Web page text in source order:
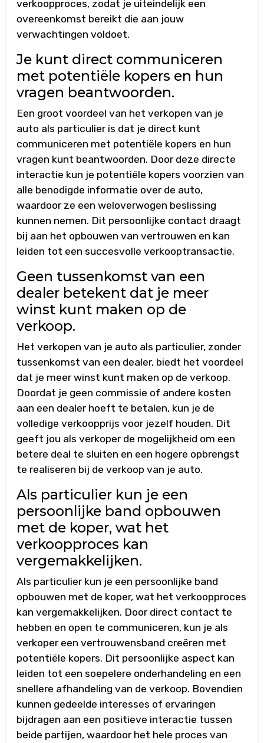
verkoopproces, zodat je uiteindelijk een
overeenkomst bereikt die aan jouw
verwachtingen voldoet.
Je kunt direct communiceren
met potentiële kopers en hun
vragen beantwoorden.
Een groot voordeel van het verkopen van je
auto als particulier is dat je direct kunt
communiceren met potentiële kopers en hun
vragen kunt beantwoorden. Door deze directe
interactie kun je potentiële kopers voorzien van
alle benodigde informatie over de auto,
waardoor ze een weloverwogen beslissing
kunnen nemen. Dit persoonlijke contact draagt
bij aan het opbouwen van vertrouwen en kan
leiden tot een succesvolle verkooptransactie.
Geen tussenkomst van een
dealer betekent dat je meer
winst kunt maken op de
verkoop.
Het verkopen van je auto als particulier, zonder
tussenkomst van een dealer, biedt het voordeel
dat je meer winst kunt maken op de verkoop.
Doordat je geen commissie of andere kosten
aan een dealer hoeft te betalen, kun je de
volledige verkoopprijs voor jezelf houden. Dit
geeft jou als verkoper de mogelijkheid om een
betere deal te sluiten en een hogere opbrengst
te realiseren bij de verkoop van je auto.
Als particulier kun je een
persoonlijke band opbouwen
met de koper, wat het
verkoopproces kan
vergemakkelijken.
Als particulier kun je een persoonlijke band
opbouwen met de koper, wat het verkoopproces
kan vergemakkelijken. Door direct contact te
hebben en open te communiceren, kun je als
verkoper een vertrouwensband creëren met
potentiële kopers. Dit persoonlijke aspect kan
leiden tot een soepelere onderhandeling en een
snellere afhandeling van de verkoop. Bovendien
kunnen gedeelde interesses of ervaringen
bijdragen aan een positieve interactie tussen
beide partijen, waardoor het hele proces van